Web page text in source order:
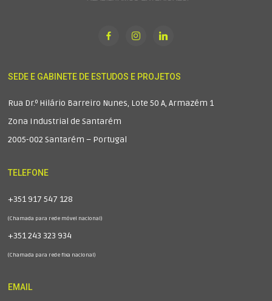
SEDE E GABINETE DE ESTUDOS E PROJETOS
Rua Dr.º Hilário Barreiro Nunes, Lote 50 A, Armazém 1
Zona Industrial de Santarém
2005-002 Santarém – Portugal
TELEFONE
+351 917 547 128
(Chamada para rede móvel nacional)
+351 243 323 934
(Chamada para rede fixa nacional)
EMAIL